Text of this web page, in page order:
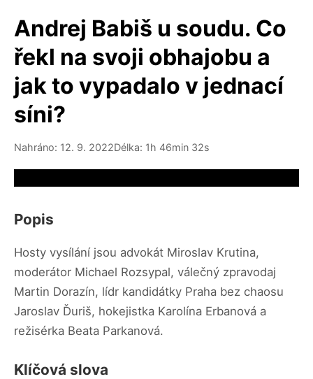
Andrej Babiš u soudu. Co
řekl na svoji obhajobu a
jak to vypadalo v jednací
síni?
Nahráno: 12. 9. 2022Délka: 1h 46min 32s
Popis
Hosty vysílání jsou advokát Miroslav Krutina,
moderátor Michael Rozsypal, válečný zpravodaj
Martin Dorazín, lídr kandidátky Praha bez chaosu
Jaroslav Ďuriš, hokejistka Karolína Erbanová a
režisérka Beata Parkanová.
Klíčová slova